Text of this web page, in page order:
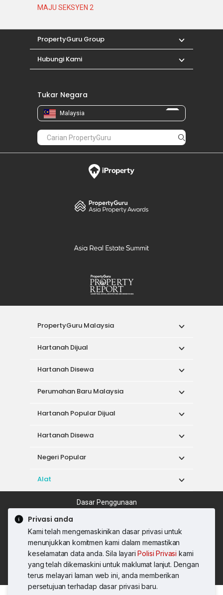
Privasi anda
Kami telah mengemaskinikan dasar privasi untuk
menunjukkan komitmen kami dalam memastikan
keselamatan data anda. Sila layariPolisi Privasi kami
yang telah dikemaskini untuk maklumat lanjut. Dengan
terus melayari laman web ini, anda memberikan
persetujuan terhadap dasar privasi baru.
MAJU SEKSYEN 2
PropertyGuru Group
Hubungi Kami
Tukar Negara
Malaysia
PropertyGuru Malaysia
Hartanah Dijual
Hartanah Disewa
Perumahan Baru Malaysia
Hartanah Popular Dijual
Hartanah Disewa
Negeri Popular
Alat
Dasar Penggunaan
Syarat Perkhidmatan
© 2026 PropertyGuru International (Malaysia)
Sdn. Bhd.
201001036744 (920667-W) Semua hak
terpelihara